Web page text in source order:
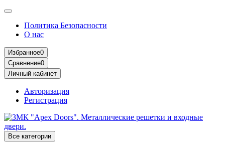
Политика Безопасности
О нас
Избранное0
Сравнение0
Личный кабинет
Авторизация
Регистрация
Все категории